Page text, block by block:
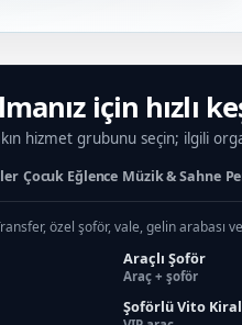
için hızlı
hizmet grubunu seçin; ilgili
Çocuk Eğlence Müzik & Sahne
özel şoför, vale, gelin arabası
Araçlı Şoför
Araç + şoför
Şoförlü Vito